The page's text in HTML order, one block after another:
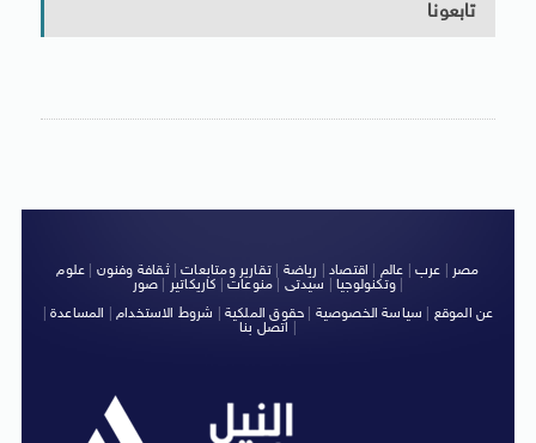
تابعونا
مصر عرب عالم اقتصاد رياضة |تقارير ومتابعات|ثقافة وفنون
علوم
وتكنولوجيا| سيدتى منوعات كاريكاتير صور
|
عن الموقع
سياسة الخصوصية حقوق الملكية شروط الاستخدام| المساعدة|
اتصل بنا